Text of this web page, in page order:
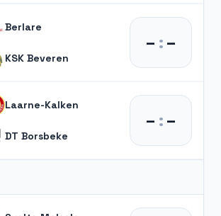
Berlare
KSK Beveren
– :–
Laarne-Kalken
DT Borsbeke
– :–